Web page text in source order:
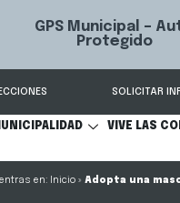
GPS Municipal –
Protegido
SOLICITAR
VIVE LAS
Inicio » Adopta una